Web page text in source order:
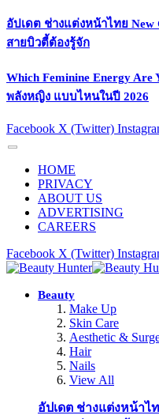
อัปเดต ช่างแต่งหน้าไทย New
สายบิวตี้ต้องรู้จัก
Which Feminine Energy
พลังหญิง แบบไหนในปี 2026
Facebook X (Twitter)
HOME
PRIVACY
ABOUT US
ADVERTISING
CAREERS
Facebook X (Twitter)
Beauty
Make Up
Skin Care
Aesthetic &
Hair
Nails
View All
อัปเดต ช่างแต่งหน้าไ